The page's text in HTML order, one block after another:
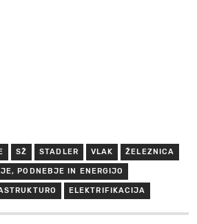
SŽ STADLER VLAK ŽELEZNICA
PODNEBJE IN ENERGIJO
ELEKTRIFIKACIJA